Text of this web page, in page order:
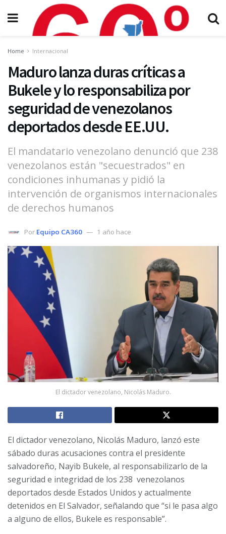
Home Internacional
Maduro lanza duras críticas a
Bukele y lo responsabiliza por
seguridad de venezolanos
deportados desde EE.UU.
El mandatario venezolano denunció que 238
venezolanos están "secuestrados" en
condiciones inhumanas y pidió la
intervención de organismos internacionales
de derechos humanos
Por Equipo CA360 1 año hace
El dictador venezolano, Nicolás Maduro.
El dictador venezolano, Nicolás Maduro, lanzó este
sábado duras acusaciones contra el presidente
salvadoreño, Nayib Bukele, al responsabilizarlo de la
seguridad e integridad de los 238 venezolanos
deportados desde Estados Unidos y actualmente
detenidos en El Salvador, señalando que “si le pasa algo
a alguno de ellos, Bukele es responsable”.